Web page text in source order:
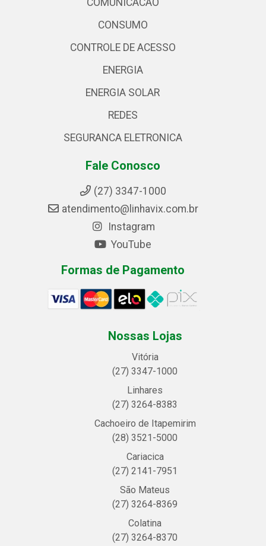
COMUNICACAO
CONSUMO
CONTROLE DE ACESSO
ENERGIA
ENERGIA SOLAR
REDES
SEGURANCA ELETRONICA
Fale Conosco
(27) 3347-1000
atendimento@linhavix.com.br
Instagram
YouTube
Formas de Pagamento
Nossas Lojas
Vitória
(27) 3347-1000
Linhares
(27) 3264-8383
Cachoeiro de Itapemirim
(28) 3521-5000
Cariacica
(27) 2141-7951
São Mateus
(27) 3264-8369
Colatina
(27) 3264-8370